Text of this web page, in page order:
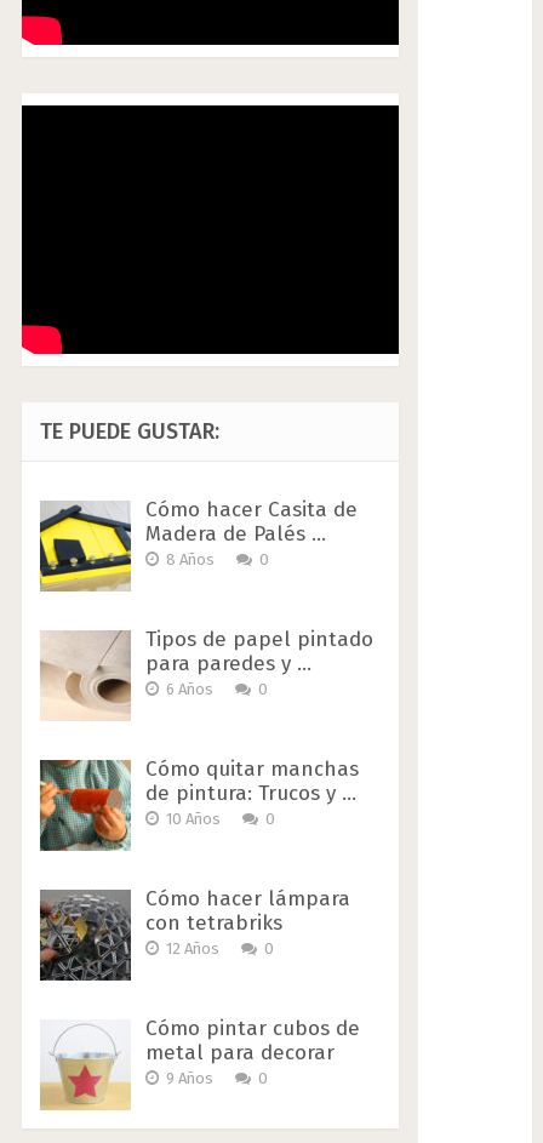
TE PUEDE GUSTAR:
Cómo hacer Casita de
Madera de Palés …
8 Años 0
Tipos de papel pintado
para paredes y …
6 Años 0
Cómo quitar manchas
de pintura: Trucos y …
10 Años 0
Cómo hacer lámpara
con tetrabriks
12 Años 0
Cómo pintar cubos de
metal para decorar
9 Años 0